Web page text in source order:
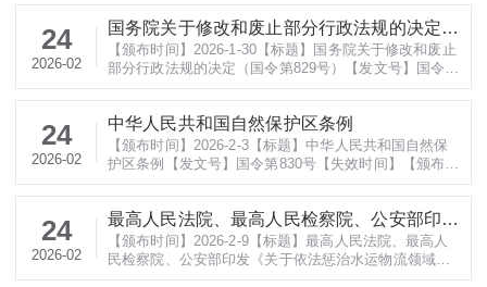
决定【发文号】法释〔2026〕4号【失效时间】【颁布
单位】最高人民法院 最高人民检察院【法规来源】http
s://www.court.gov.cn/zixun/xiangqing/496041.html【法
规全文】 最高人民法院、最高人
24
2026-02
国务院关于修改和废止部分行政法规的决定
（国令第829号）
【颁布时间】2026-1-30【标题】国务院关于修改和废止
部分行政法规的决定（国令第829号）【发文号】国令第
829号【失效时间】【颁布单位】国务院【法规来源】ht
tps://www.gov.cn/zhengce/content/202602/content_70
57147.htm【法规全文】 国务院关于修改和废止部分行
政法规的决定（国令第829号）国务院中华人民共和国国
务院令 第82
24
2026-02
中华人民共和国自然保护区条例
【颁布时间】2026-2-3【标题】中华人民共和国自然保
护区条例【发文号】国令第830号【失效时间】【颁布单
位】国务院【法规来源】https://www.gov.cn/zhengce/c
ontent/202602/content_7057532.htm【法规全文】 中
华人民共和国自然保护区条例国务院 中华人民共和
国国务院令 第830号《中华人民共和国自然保护区条
例》已经2026年1月
24
2026-02
最高人民法院、最高人民检察院、公安部印发
《关于依法惩治水运物流领域侵犯财产犯罪的
指导意见》的通知
【颁布时间】2026-2-9【标题】最高人民法院、最高人
民检察院、公安部印发《关于依法惩治水运物流领域侵
犯财产犯罪的指导意见》的通知【发文号】法发〔202